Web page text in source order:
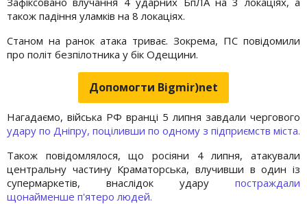
також падіння уламків на 8 локаціях.
Станом на ранок атака триває. Зокрема, ПС повідомили
про політ безпілотника у бік Одещини.
Допомогти Bigmir)net
Нагадаємо, війська РФ вранці 5 липня завдали чергового
удару по Дніпру, поціливши по одному з підприємств міста.
Також повідомлялося, що росіяни 4 липня, атакували
центральну частину Краматорська, влучивши в один із
супермаркетів, внаслідок удару постраждали
щонайменше п'ятеро людей.